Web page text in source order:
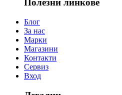
Полезни линкове
Блог
За нас
Марки
Магазини
Контакти
Сервиз
Вход